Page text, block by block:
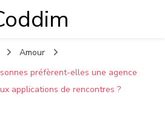
Amour
préfèrent-elles une agence
applications de rencontres ?